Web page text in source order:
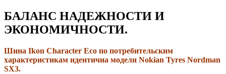
БАЛАНС НАДЕЖНОСТИ И
ЭКОНОМИЧНОСТИ.
Шина Ikon Character Eco по потребительским
характеристикам идентична модели Nokian Tyres Nordman
SX3.